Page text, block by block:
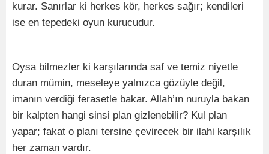
kurar. Sanırlar ki herkes kör, herkes sağır; kendileri
ise en tepedeki oyun kurucudur.
Oysa bilmezler ki karşılarında saf ve temiz niyetle
duran mümin, meseleye yalnızca gözüyle değil,
imanın verdiği ferasetle bakar. Allah’ın nuruyla bakan
bir kalpten hangi sinsi plan gizlenebilir? Kul plan
yapar; fakat o planı tersine çevirecek bir ilahi karşılık
her zaman vardır.